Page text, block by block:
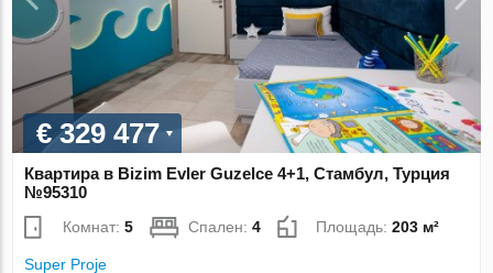
€ 329 477
Квартира в Bizim Evler Guzelce 4+1, Стамбул, Турция
№95310
Комнат:5 Спален:4 Площадь:203 м²
Super Proje